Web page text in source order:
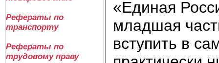
Рефераты по
транспорту
Рефераты по
трудовому праву
«Единая
младшая
вступить в